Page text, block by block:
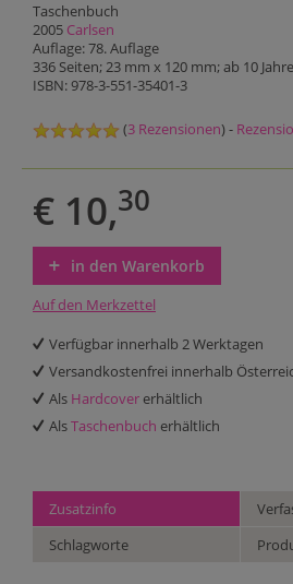
Taschenbuch
2005 Carlsen
Auflage: 78. Auflage
336 Seiten; 23 mm x 120 mm; ab 10 Jahre
ISBN: 978-3-551-35401-3
(3 Rezensionen) -
€ 10,30
in den Warenkorb
Auf den Merkzettel
Verfügbar innerhalb 2 Werktagen
Versandkostenfrei innerhalb
Als Hardcover erhältlich
AlsTaschenbuch erhältlich
Zusatzinfo
Schlagworte